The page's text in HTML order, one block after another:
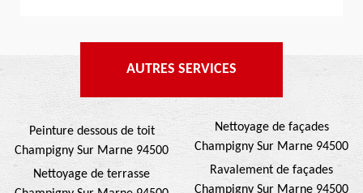
AUTRES SERVICES
Peinture dessous de toit
Champigny Sur Marne 94500
Nettoyage de terrasse
Nettoyage de façades
Champigny Sur Marne 94500
Ravalement de façades
Champigny Sur Marne 94500